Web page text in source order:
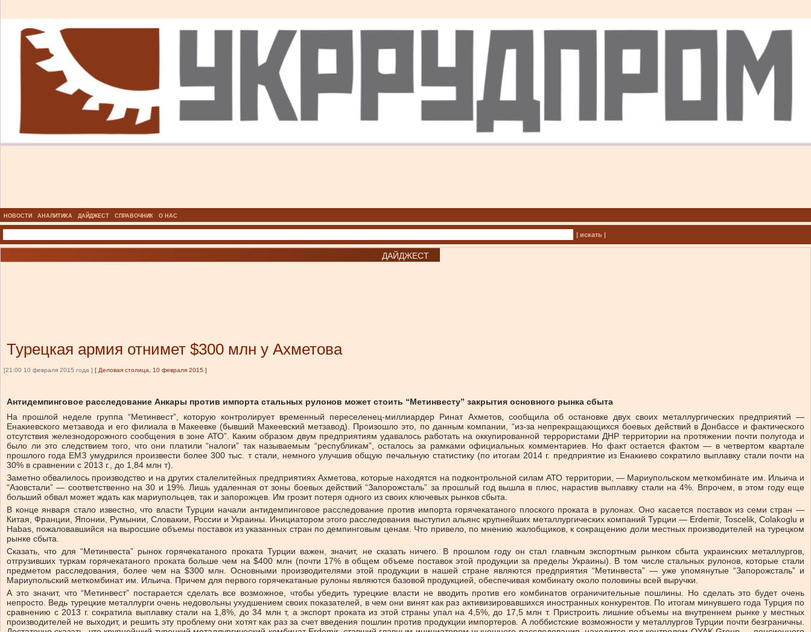
НОВОСТИ АНАЛИТИКА ДАЙДЖЕСТ СПРАВОЧНИК О НАС
| искать |
ДАЙДЖЕСТ
Турецкая армия отнимет $300 млн у Ахметова
[21:00 10 февраля 2015 года ] [ Деловая столица, 10 февраля 2015 ]
Антидемпинговое расследование Анкары против импорта стальных рулонов может стоить “Метинвесту” закрытия основного рынка сбыта
На прошлой неделе группа “Метинвест”, которую контролирует временный переселенец-миллиардер Ринат Ахметов, сообщила об остановке двух своих металлургических предприятий —
Енакиевского метзавода и его филиала в Макеевке (бывший Макеевский метзавод). Произошло это, по данным компании, “из-за непрекращающихся боевых действий в Донбассе и фактического
отсутствия железнодорожного сообщения в зоне АТО”. Каким образом двум предприятиям удавалось работать на оккупированной террористами ДНР территории на протяжении почти полугода и
было ли это следствием того, что они платили “налоги” так называемым “республикам”, осталось за рамками официальных комментариев. Но факт остается фактом — в четвертом квартале
прошлого года ЕМЗ умудрился произвести более 300 тыс. т стали, немного улучшив общую печальную статистику (по итогам 2014 г. предприятие из Енакиево сократило выплавку стали почти на
30% в сравнении с 2013 г., до 1,84 млн т).
Заметно обвалилось производство и на других сталелитейных предприятиях Ахметова, которые находятся на подконтрольной силам АТО территории, — Мариупольском меткомбинате им. Ильича и
“Азовстали” — соответственно на 30 и 19%. Лишь удаленная от зоны боевых действий “Запорожсталь” за прошлый год вышла в плюс, нарастив выплавку стали на 4%. Впрочем, в этом году еще
больший обвал может ждать как мариупольцев, так и запорожцев. Им грозит потеря одного из своих ключевых рынков сбыта.
В конце января стало известно, что власти Турции начали антидемпинговое расследование против импорта горячекатаного плоского проката в рулонах. Оно касается поставок из семи стран —
Китая, Франции, Японии, Румынии, Словакии, России и Украины. Инициатором этого расследования выступил альянс крупнейших металлургических компаний Турции — Erdemir, Toscelik, Colakoglu и
Habas, пожаловавшийся на выросшие объемы поставок из указанных стран по демпинговым ценам. Что привело, по мнению жалобщиков, к сокращению доли местных производителей на турецком
рынке сбыта.
Сказать, что для “Метинвеста” рынок горячекатаного проката Турции важен, значит, не сказать ничего. В прошлом году он стал главным экспортным рынком сбыта украинских металлургов,
отгрузивших туркам горячекатаного проката больше чем на $400 млн (почти 17% в общем объеме поставок этой продукции за пределы Украины). В том числе стальных рулонов, которые стали
предметом расследования, более чем на $300 млн. Основными производителями этой продукции в нашей стране являются предприятия “Метинвеста” — уже упомянутые “Запорожсталь” и
Мариупольский меткомбинат им. Ильича. Причем для первого горячекатаные рулоны являются базовой продукцией, обеспечивая комбинату около половины всей выручки.
А это значит, что “Метинвест” постарается сделать все возможное, чтобы убедить турецкие власти не вводить против его комбинатов ограничительные пошлины. Но сделать это будет очень
непросто. Ведь турецкие металлурги очень недовольны ухудшением своих показателей, в чем они винят как раз активизировавшихся иностранных конкурентов. По итогам минувшего года Турция по
сравнению с 2013 г. сократила выплавку стали на 1,8%, до 34 млн т, а экспорт проката из этой страны упал на 4,5%, до 17,5 млн т. Пристроить лишние объемы на внутреннем рынке у местных
производителей не выходит, и решить эту проблему они хотят как раз за счет введения пошлин против продукции импортеров. А лоббистские возможности у металлургов Турции почти безграничны.